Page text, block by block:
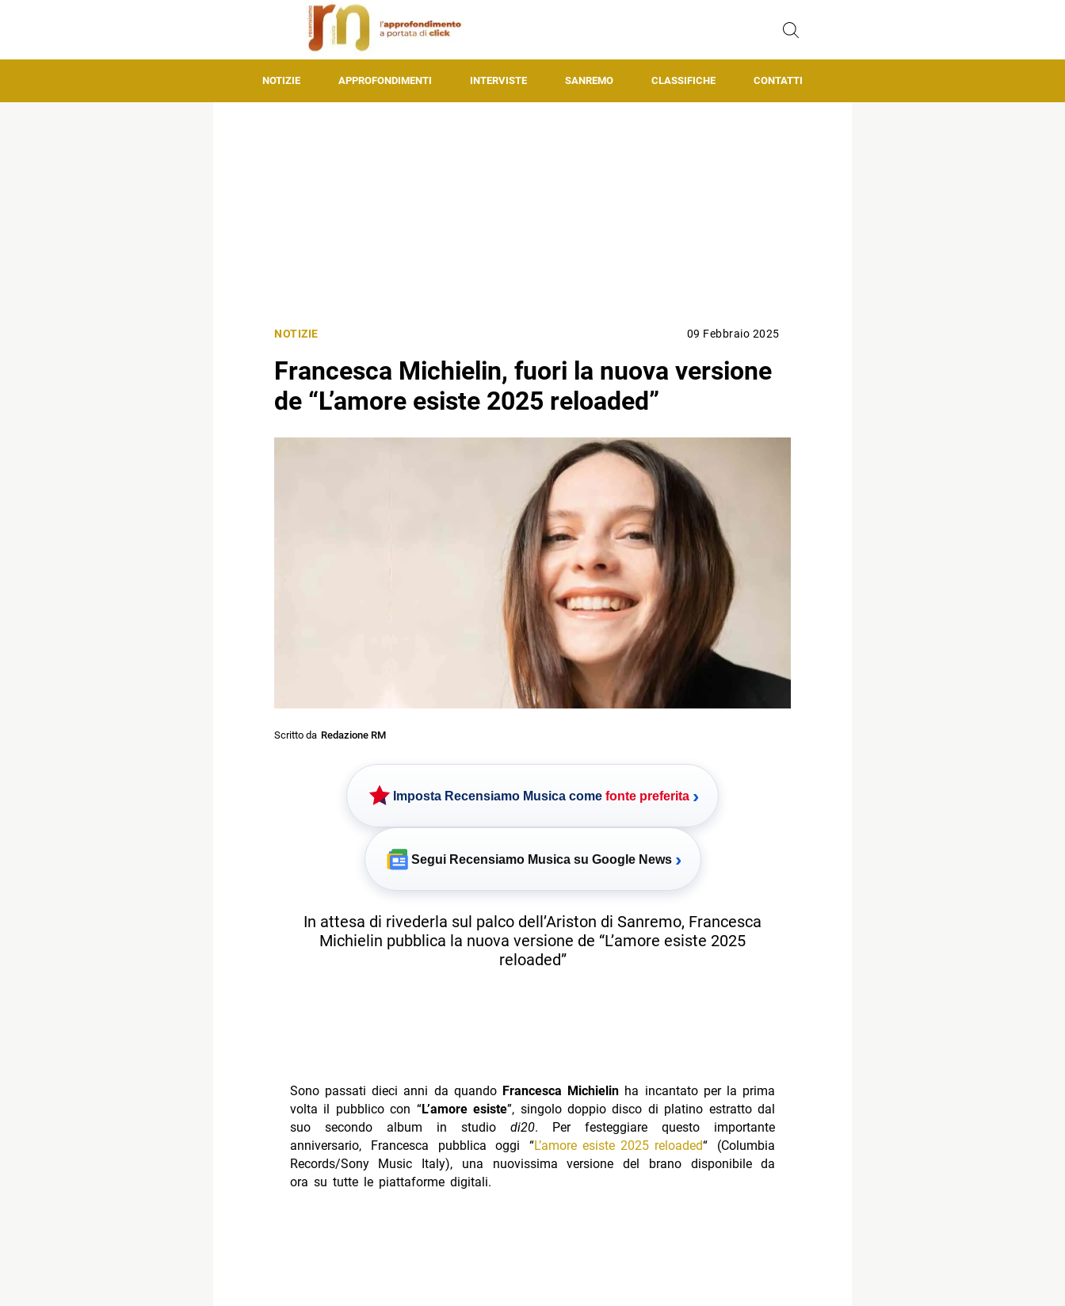
NOTIZIE APPROFONDIMENTI INTERVISTE SANREMO CLASSIFICHE CONTATTI
NOTIZIE 09 Febbraio 2025
Francesca Michielin, fuori la nuova versione
de “L’amore esiste 2025 reloaded”
Scritto da Redazione RM
Imposta Recensiamo Musica come fonte preferita ›
Segui Recensiamo Musica su Google News ›
In attesa di rivederla sul palco dell’Ariston di Sanremo, Francesca
Michielin pubblica la nuova versione de “L’amore esiste 2025
reloaded”
Sono passati dieci anni da quando Francesca Michielin ha incantato per la prima
volta il pubblico con “L’amore esiste”, singolo doppio disco di platino estratto dal
suo secondo album in studiodi20. Per festeggiare questo importante
anniversario, Francesca pubblica oggi “L’amore esiste 2025 reloaded“
(Columbia
Records/Sony Music Italy), una nuovissima versione del brano disponibile da
ora su tutte le piattaforme digitali.